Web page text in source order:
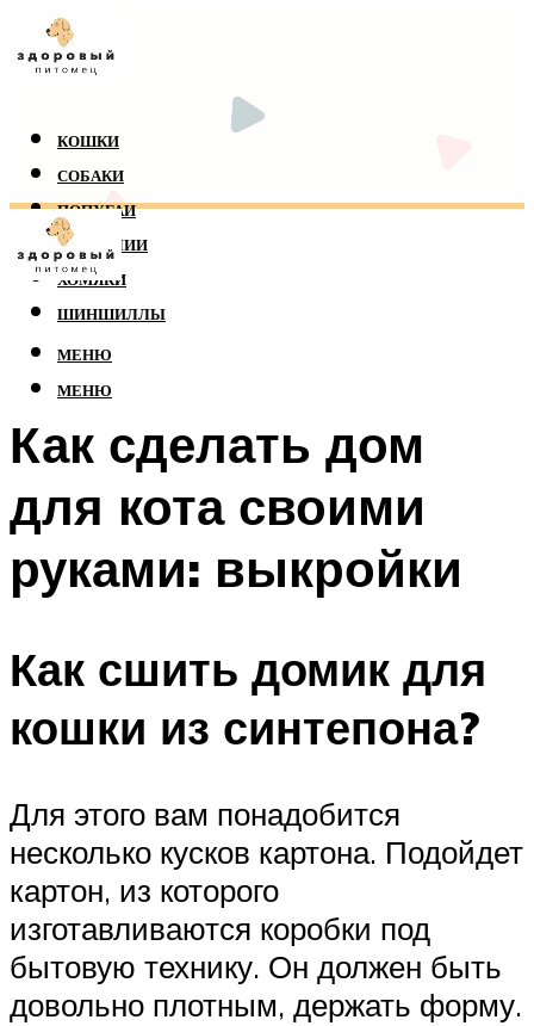
КОШКИ
СОБАКИ
ПОПУГАИ
РЕПТИЛИИ
ХОМЯКИ
ШИНШИЛЛЫ
МЕНЮ
МЕНЮ
Как сделать дом
для кота своими
руками: выкройки
Как сшить домик для
кошки из синтепона?
Для этого вам понадобится
несколько кусков картона. Подойдет
картон, из которого
изготавливаются коробки под
бытовую технику. Он должен быть
довольно плотным, держать форму.